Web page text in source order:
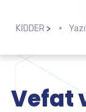
KİDDER >
Vefat